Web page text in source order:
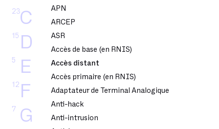
C
23
D
15
E
5
F
12
G
7
APN
ARCEP
ASR
Accès de base (en RNIS)
Accès distant
Accès primaire (en RNIS)
Adaptateur de Terminal Analogique
Anti-hack
Anti-intrusion